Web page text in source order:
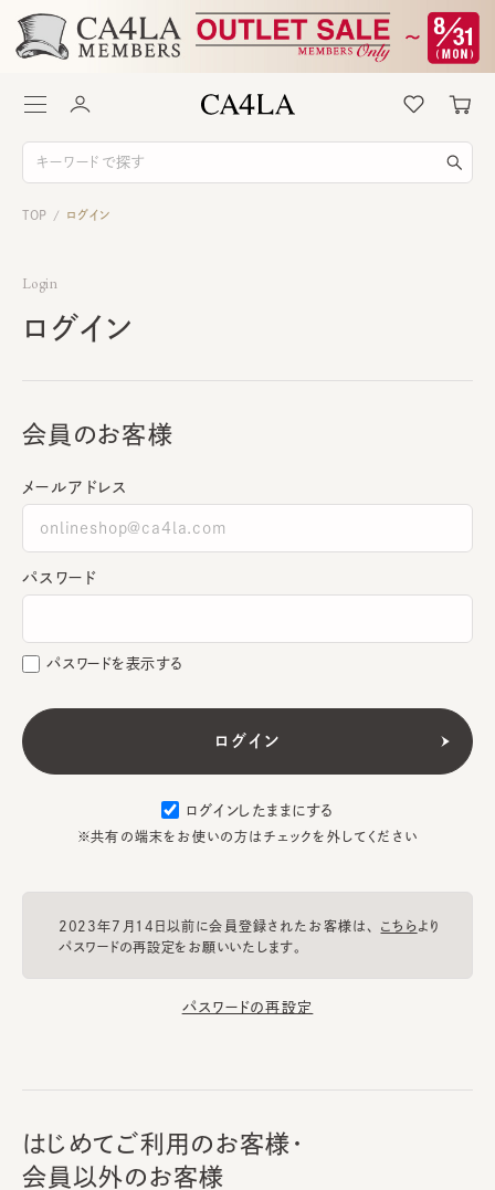
TOP / ログイン
Login
ログイン
会員のお客様
メールアドレス
パスワード
パスワードを表示する
ログインしたままにする
※共有の端末をお使いの方はチェックを外してください
2023年7月14日以前に会員登録されたお客様は、 こちらより
パスワードの再設定をお願いいたします。
パスワードの再設定
はじめてご利用のお客様・
会員以外のお客様